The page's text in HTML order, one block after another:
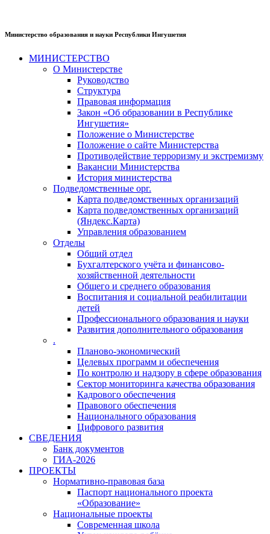
Министерство образования и науки Республики Ингушетия
МИНИСТЕРСТВО
О Министерстве
Руководство
Структура
Правовая информация
Закон «Об образовании в Республике
Ингушетия»
Положение о Министерстве
Положение о сайте Министерства
Противодействие терроризму и экстремизму
Вакансии Министерства
История министерства
Подведомственные орг.
Карта подведомственных организаций
Карта подведомственных организаций
(Яндекс.Карта)
Управления образованием
Отделы
Общий отдел
Бухгалтерского учёта и финансово-
хозяйственной деятельности
Общего и среднего образования
Воспитания и социальной реабилитации
детей
Профессионального образования и науки
Развития дополнительного образования
.
Планово-экономический
Целевых программ и обеспечения
По контролю и надзору в сфере образования
Сектор мониторинга качества образования
Кадрового обеспечения
Правового обеспечения
Национального образования
Цифрового развития
СВЕДЕНИЯ
Банк документов
ГИА-2026
ПРОЕКТЫ
Нормативно-правовая база
Паспорт национального проекта
«Образование»
Национальные проекты
Современная школа